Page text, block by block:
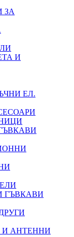
ЗА
И
ЕЛ.
ГЪВКАВИ
И АНТЕННИ